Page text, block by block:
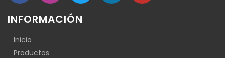
INFORMACIÓN
Inicio
Productos